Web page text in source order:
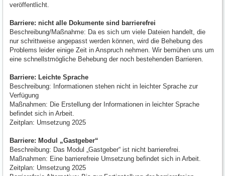
veröffentlicht.
Barriere: nicht alle Dokumente sind barrierefrei
Beschreibung/Maßnahme: Da es sich um viele Dateien handelt, die
nur schrittweise angepasst werden können, wird die Behebung des
Problems leider einige Zeit in Anspruch nehmen. Wir bemühen uns um
eine schnellstmögliche Behebung der noch bestehenden Barrieren.
Barriere: Leichte Sprache
Beschreibung: Informationen stehen nicht in leichter Sprache zur
Verfügung
Maßnahmen: Die Erstellung der Informationen in leichter Sprache
befindet sich in Arbeit.
Zeitplan: Umsetzung 2025
Barriere: Modul „Gastgeber“
Beschreibung: Das Modul „Gastgeber“ ist nicht barrierefrei.
Maßnahmen: Eine barrierefreie Umsetzung befindet sich in Arbeit.
Zeitplan: Umsetzung 2025